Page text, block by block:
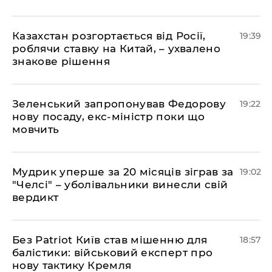
​Казахстан розгортається від Росії,
роблячи ставку на Китай, – ухвалено
знакове рішення
19:39
​Зеленський запропонував Федорову
нову посаду, екс-міністр поки що
мовчить
19:22
​Мудрик уперше за 20 місяців зіграв за
"Челсі" – уболівальники винесли свій
вердикт
19:02
​Без Patriot Київ став мішенню для
балістики: військовий експерт про
нову тактику Кремля
18:57